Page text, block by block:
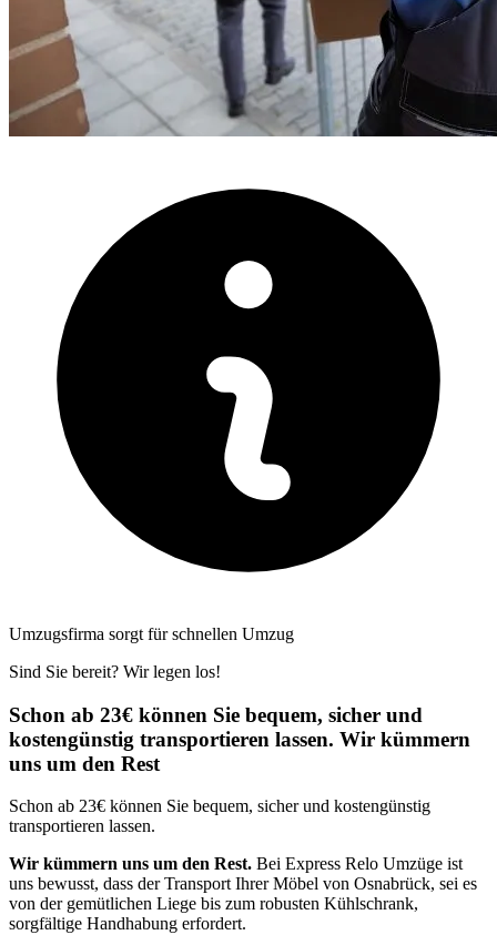
Umzugsfirma sorgt für schnellen Umzug
Sind Sie bereit? Wir legen los!
Schon ab 23€ können Sie bequem, sicher und
kostengünstig transportieren lassen. Wir kümmern
uns um den Rest
Schon ab 23€ können Sie bequem, sicher und kostengünstig
transportieren lassen.
Wir kümmern uns um den Rest. Bei Express Relo Umzüge ist
uns bewusst, dass der Transport Ihrer Möbel von Osnabrück, sei es
von der gemütlichen Liege bis zum robusten Kühlschrank,
sorgfältige Handhabung erfordert.